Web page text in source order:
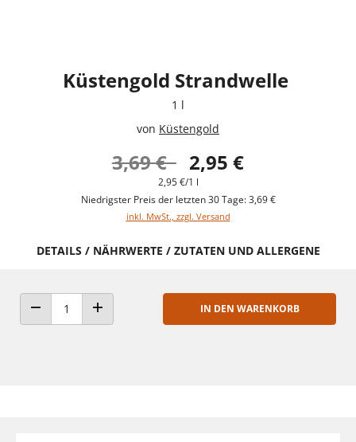
Küstengold Strandwelle
1 l
von Küstengold
3,69 € 2,95 €
2,95 €/1 l
Niedrigster Preis der letzten 30 Tage: 3,69 €
inkl. MwSt., zzgl. Versand
DETAILS / NÄHRWERTE / ZUTATEN UND ALLERGENE
ANZAHL VERRINGERNANZAHL ERHÖHEN
IN DEN WARENKORB